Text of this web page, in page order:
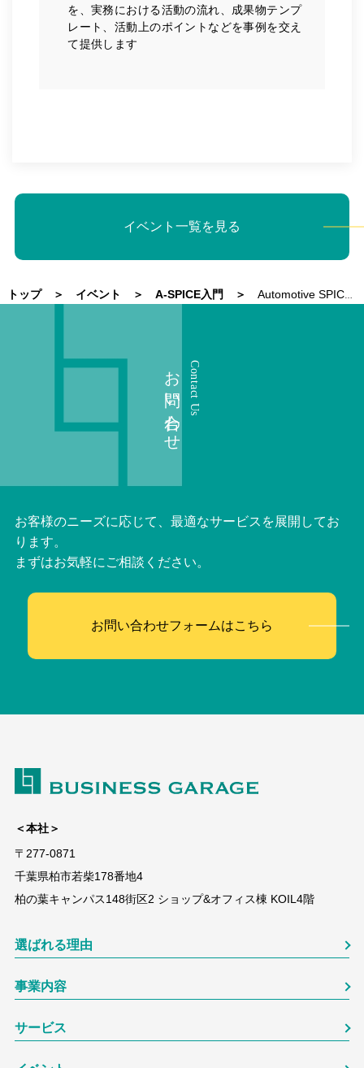
を、実務における活動の流れ、成果物テンプ
レート、活動上のポイントなどを事例を交え
て提供します
イベント一覧を見る
トップ イベント A-SPICE入門 Automotive SPICE入門 システムエンジニアリング編
Contact Us
お問い合わせ
お客様のニーズに応じて、最適なサービスを展開してお
ります。
まずはお気軽にご相談ください。
お問い合わせフォームはこちら
＜本社＞
〒277-0871
千葉県柏市若柴178番地4
柏の葉キャンパス148街区2 ショップ&オフィス棟 KOIL4階
選ばれる理由
事業内容
サービス